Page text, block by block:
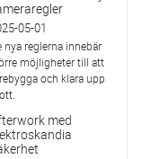
05-01
nya reglerna innebär
möjligheter till att
och klara upp
med